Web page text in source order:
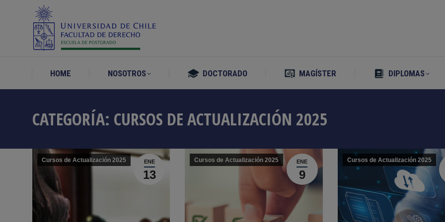
HOME NOSOTROS DOCTORADO MAGÍSTER DIPLOMAS
CATEGORÍA: CURSOS DE ACTUALIZACIÓN 2025
ENE
13
Cursos de Actualización 2025 ENE
9
Cursos de Actualización 2025 Cursos de Actualización 2025
HOME